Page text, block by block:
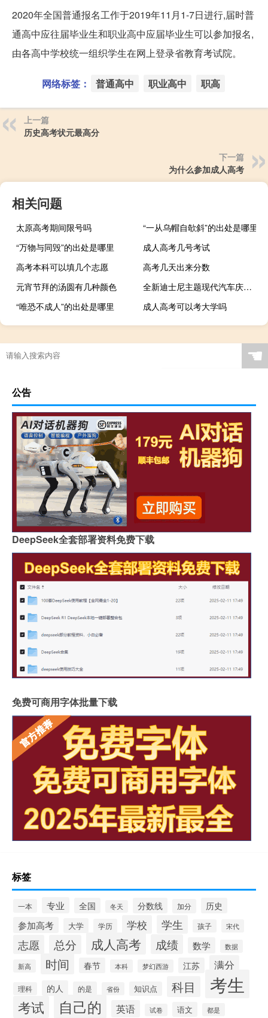
2020年全国普通报名工作于2019年11月1-7日进行,届时普
通高中应往届毕业生和职业高中应届毕业生可以参加报名,
由各高中学校统一组织学生在网上登录省教育考试院。
网络标签： 普通高中 职业高中 职高
上一篇
历史高考状元最高分
下一篇
为什么参加成人高考
相关问题
太原高考期间限号吗
“一从乌帽自欹斜”的出处是哪里
“万物与同毁”的出处是哪里
成人高考几号考试
高考本科可以填几个志愿
高考几天出来分数
元宵节拜的汤圆有几种颜色
全新迪士尼主题现代汽车庆祝米老鼠品牌100周年
“唯恐不成人”的出处是哪里
成人高考可以考大学吗
☚
公告
DeepSeek全套部署资料免费下载
免费可商用字体批量下载
标签
一本 专业 全国 冬天 分数线 加分 历史
参加高考 大学 学历 学校 学生 孩子 宋代
志愿 总分 成人高考 成绩 数学 数据
新高 时间 春节 本科 梦幻西游 江苏 满分
理科 的人 的是 省份 知识点 科目 考生
考试 自己的 英语 试卷 语文 都是